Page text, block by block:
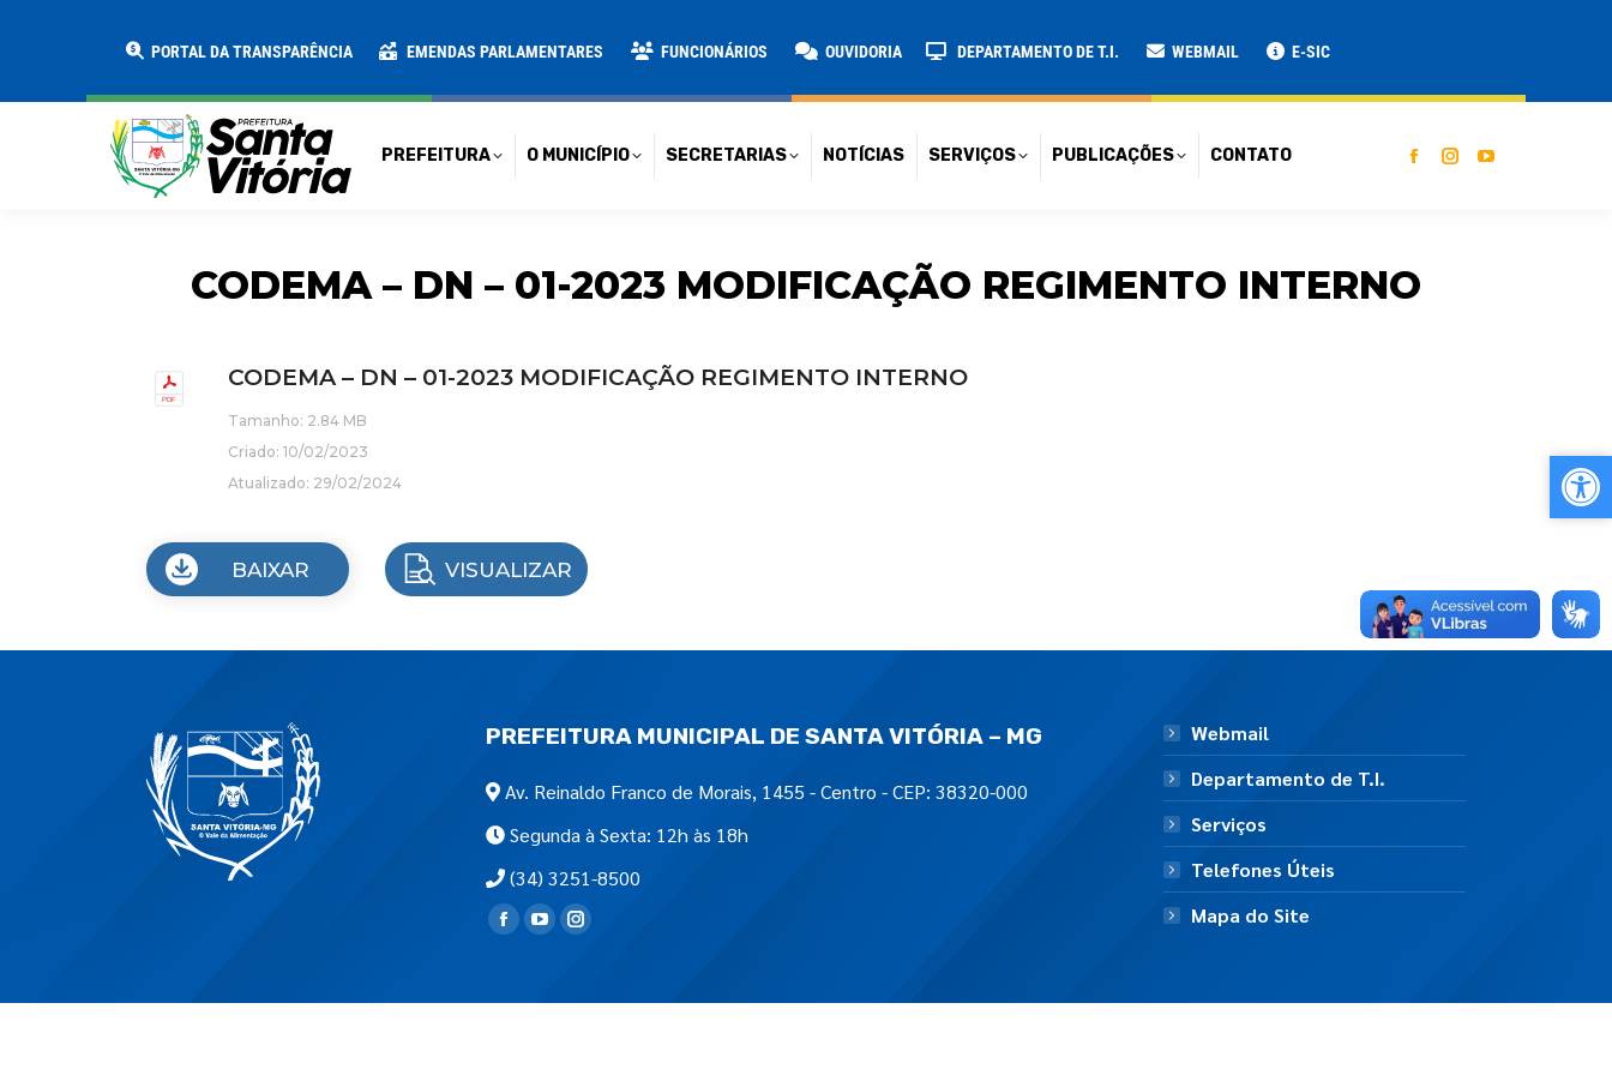
PORTAL DA TRANSPARÊNCIA EMENDAS PARLAMENTARES FUNCIONÁRIOS OUVIDORIA DEPARTAMENTO DE T.I. WEBMAIL E-SIC
PREFEITURA O MUNICÍPIO SECRETARIAS NOTÍCIAS SERVIÇOS PUBLICAÇÕES CONTATO
CODEMA – DN – 01-2023 MODIFICAÇÃO REGIMENTO INTERNO
CODEMA – DN – 01-2023 MODIFICAÇÃO REGIMENTO INTERNO
Tamanho: 2.84 MB
Criado: 10/02/2023
Atualizado: 29/02/2024
BAIXAR VISUALIZAR
PREFEITURA MUNICIPAL DE SANTA VITÓRIA – MG
Av. Reinaldo Franco de Morais, 1455 - Centro - CEP: 38320-000
Segunda à Sexta: 12h às 18h
(34) 3251-8500
Encontre-nos em:
Webmail
Departamento de T.I.
Serviços
Telefones Úteis
Mapa do Site